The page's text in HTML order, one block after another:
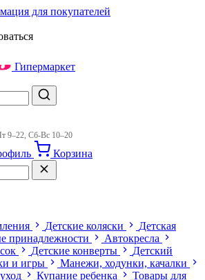
для покупателей
Гипермаркет
9–22, Сб-Вс 10–20
Корзина
Детские коляски
Детская
принадлежности
Автокресла
Детские конверты
Детский
и игры
Манежи, ходунки, качалки
Купание ребенка
Товары для